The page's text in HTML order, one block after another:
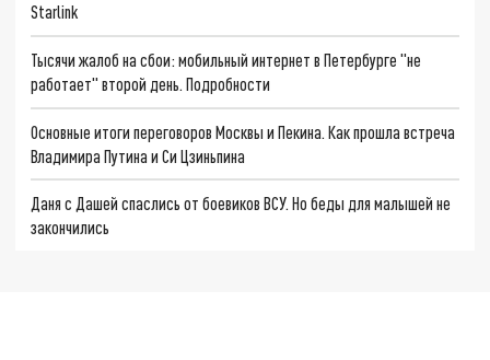
Starlink
Тысячи жалоб на сбои: мобильный интернет в Петербурге "не
работает" второй день. Подробности
Основные итоги переговоров Москвы и Пекина. Как прошла встреча
Владимира Путина и Си Цзиньпина
Даня с Дашей спаслись от боевиков ВСУ. Но беды для малышей не
закончились